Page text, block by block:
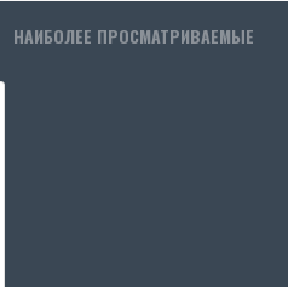
НАИБОЛЕЕ ПРОСМАТРИВАЕМЫЕ